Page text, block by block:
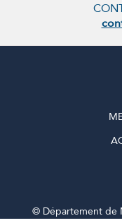
© Département de